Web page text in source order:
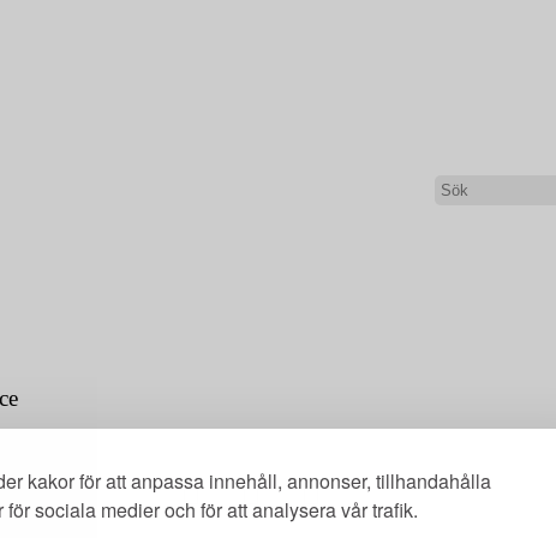
kakor för att anpassa innehåll, annonser, tillhandahålla
för sociala medier och för att analysera vår trafik.